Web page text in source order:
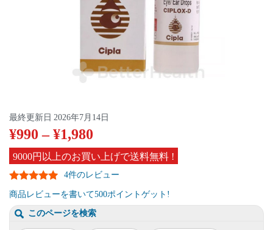
¥990 –¥1,980
9000円以上のお買い上げで送料無料 !
最終更新日 2026年7月14日
4件のレビュー
商品レビューを書いて500ポイントゲット!
このページを検索